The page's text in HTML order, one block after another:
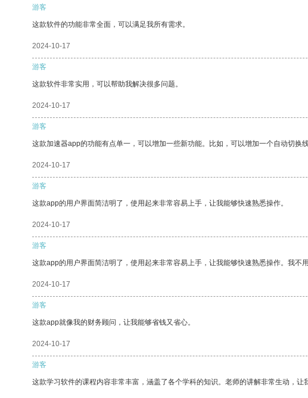
游客
这款软件的功能非常全面，可以满足我所有需求。
2024-10-17
游客
这款软件非常实用，可以帮助我解决很多问题。
2024-10-17
游客
这款加速器app的功能有点单一，可以增加一些新功能。比如，可以增加一个自动切换
2024-10-17
游客
这款app的用户界面简洁明了，使用起来非常容易上手，让我能够快速熟悉操作。
2024-10-17
游客
这款app的用户界面简洁明了，使用起来非常容易上手，让我能够快速熟悉操作。我不
2024-10-17
游客
这款app就像我的财务顾问，让我能够省钱又省心。
2024-10-17
游客
这款学习软件的课程内容非常丰富，涵盖了各个学科的知识。老师的讲解非常生动，让